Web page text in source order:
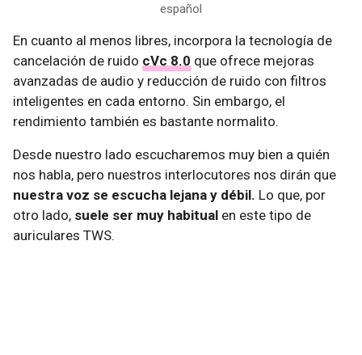
español
En cuanto al menos libres, incorpora la tecnología de
cancelación de ruido cVc 8.0 que ofrece mejoras
avanzadas de audio y reducción de ruido con filtros
inteligentes en cada entorno. Sin embargo, el
rendimiento también es bastante normalito.
Desde nuestro lado escucharemos muy bien a quién
nos habla, pero nuestros interlocutores nos dirán que
nuestra voz se escucha lejana y débil. Lo que, por
otro lado, suele ser muy habitual en este tipo de
auriculares TWS.